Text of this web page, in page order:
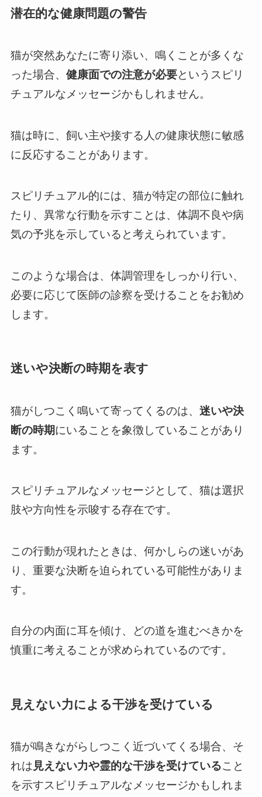
潜在的な健康問題の警告
猫が突然あなたに寄り添い、鳴くことが多くな
った場合、 健康面での注意が必要というスピリ
チュアルなメッセージかもしれません。
猫は時に、飼い主や接する人の健康状態に敏感
に反応することがあります。
スピリチュアル的には、猫が特定の部位に触れ
たり、異常な行動を示すことは、体調不良や病
気の予兆を示していると考えられています。
このような場合は、体調管理をしっかり行い、
必要に応じて医師の診察を受けることをお勧め
します。
迷いや決断の時期を表す
猫がしつこく鳴いて寄ってくるのは、 迷いや決
断の時期にいることを象徴していることがあり
ます。
スピリチュアルなメッセージとして、猫は選択
肢や方向性を示唆する存在です。
この行動が現れたときは、何かしらの迷いがあ
り、重要な決断を迫られている可能性がありま
す。
自分の内面に耳を傾け、どの道を進むべきかを
慎重に考えることが求められているのです。
見えない力による干渉を受けている
猫が鳴きながらしつこく近づいてくる場合、そ
れは 見えない力や霊的な干渉を受けていること
を示すスピリチュアルなメッセージかもしれま